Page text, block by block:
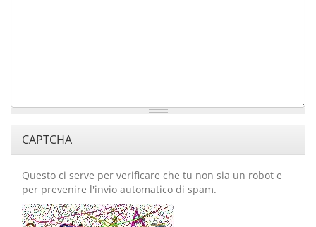
CAPTCHA
Questo ci serve per verificare che tu non sia un robot e
per prevenire l'invio automatico di spam.